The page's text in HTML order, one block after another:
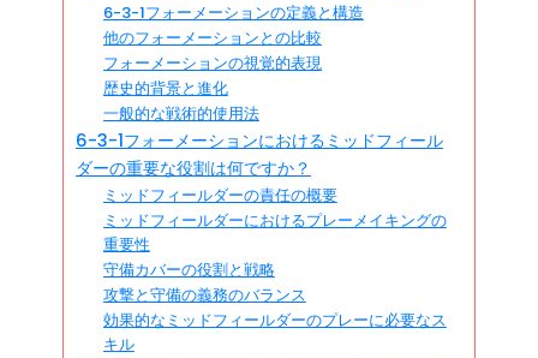
6-3-1フォーメーションの定義と構造
他のフォーメーションとの比較
フォーメーションの視覚的表現
歴史的背景と進化
一般的な戦術的使用法
6-3-1フォーメーションにおけるミッドフィール
ダーの重要な役割は何ですか？
ミッドフィールダーの責任の概要
ミッドフィールダーにおけるプレーメイキングの
重要性
守備カバーの役割と戦略
攻撃と守備の義務のバランス
効果的なミッドフィールダーのプレーに必要なス
キル